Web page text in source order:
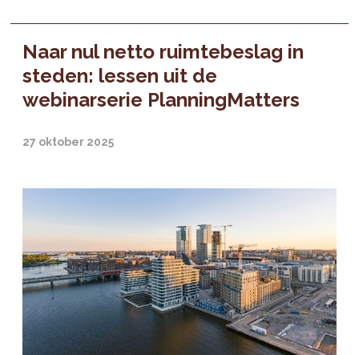
Naar nul netto ruimtebeslag in
steden: lessen uit de
webinarserie PlanningMatters
27 oktober 2025